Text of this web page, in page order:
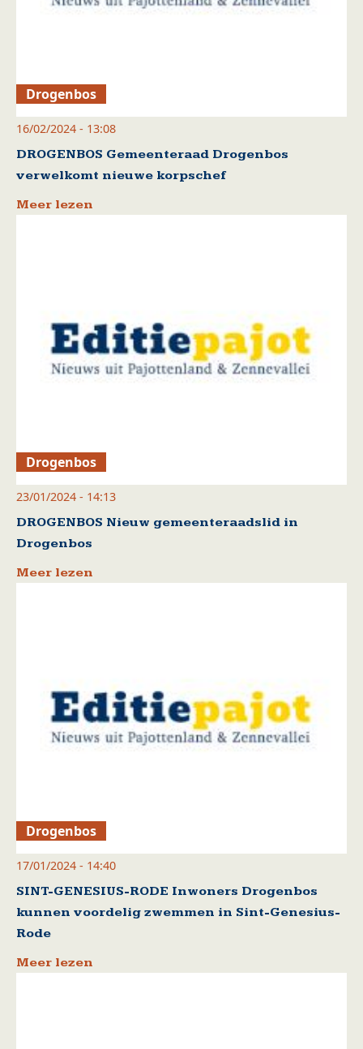
Drogenbos
16/02/2024 - 13:08
DROGENBOS Gemeenteraad Drogenbos
verwelkomt nieuwe korpschef
Meer lezen
Drogenbos
23/01/2024 - 14:13
DROGENBOS Nieuw gemeenteraadslid in
Drogenbos
Meer lezen
Drogenbos
17/01/2024 - 14:40
SINT-GENESIUS-RODE Inwoners Drogenbos
kunnen voordelig zwemmen in Sint-Genesius-
Rode
Meer lezen